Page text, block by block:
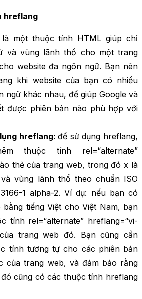
hreflang
một thuộc tính HTML giúp chỉ
và vùng lãnh thổ cho một trang
website đa ngôn ngữ. Bạn nên
khi website của bạn có nhiều
ngữ khác nhau, để giúp Google và
được phiên bản nào phù hợp với
hreflang:để sử dụng hreflang,
thuộc tính rel=“alternate”
thẻ của trang web, trong đó x là
vùng lãnh thổ theo chuẩn ISO
1 alpha-2. Ví dụ: nếu bạn có
tiếng Việt cho Việt Nam, bạn
tính rel=“alternate” hreflang=“vi-
trang web đó. Bạn cũng cần
tính tương tự cho các phiên bản
của trang web, và đảm bảo rằng
cũng có các thuộc tính hreflang